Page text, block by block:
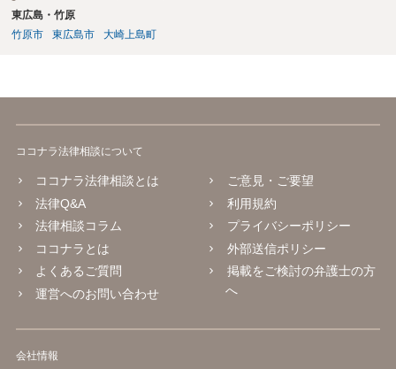
東広島・竹原
竹原市
東広島市 大崎上島町
ココナラ法律相談について
ココナラ法律相談とは
法律Q&A
法律相談コラム
ココナラとは
よくあるご質問
運営へのお問い合わせ
ご意見・ご要望
利用規約
プライバシーポリシー
外部送信ポリシー
掲載をご検討の弁護士の方
へ
会社情報